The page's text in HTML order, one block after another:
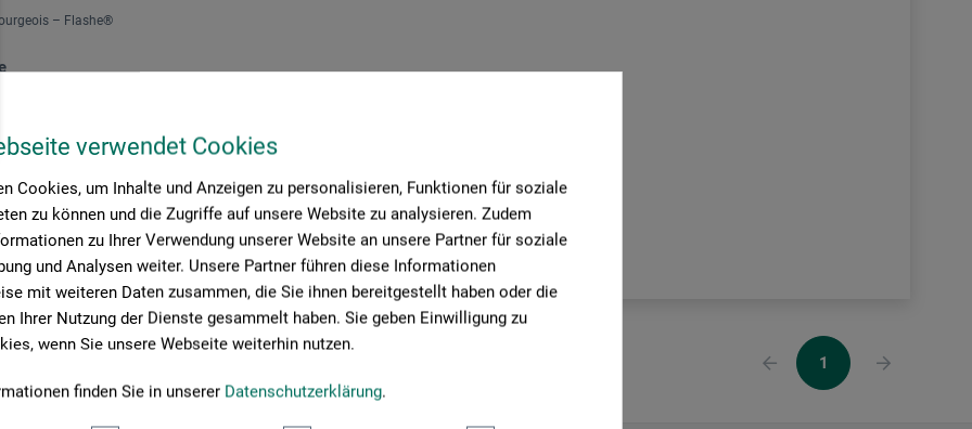
verwendet Cookies
Cookies, um Inhalte und Anzeigen zu personalisieren, Funktionen für soziale
zu können und die Zugriffe auf unsere Website zu analysieren. Zudem
zu Ihrer Verwendung unserer Website an unsere Partner für soziale
und Analysen weiter. Unsere Partner führen diese Informationen
mit weiteren Daten zusammen, die Sie ihnen bereitgestellt haben oder die
Ihrer Nutzung der Dienste gesammelt haben. Sie geben Einwilligung zu
wenn Sie unsere Webseite weiterhin nutzen.
finden Sie in unserer Datenschutzerklärung.
– Flashe®
EUR *
/ (netto: 67,09 EUR)
1